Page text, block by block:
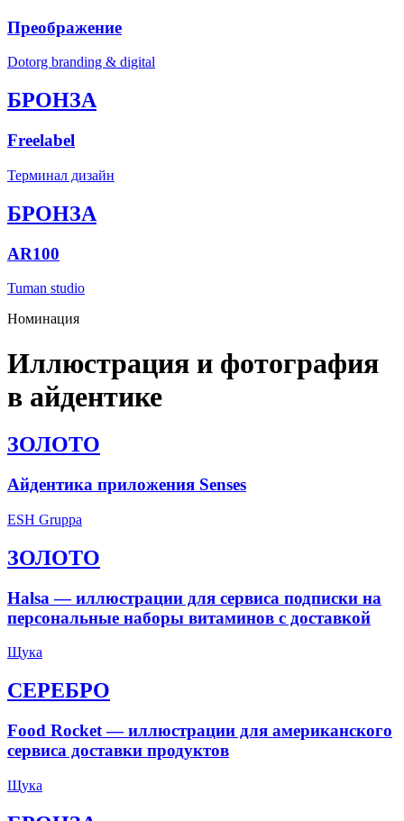
Преображение
Dotorg branding & digital
БРОНЗА
Freelabel
Терминал дизайн
БРОНЗА
AR100
Tuman studio
Номинация
Иллюстрация и фотография
в айдентике
ЗОЛОТО
Айдентика приложения Senses
ESH Gruppa
ЗОЛОТО
Halsa — иллюстрации для сервиса подписки на
персональные наборы витаминов с доставкой
Щука
СЕРЕБРО
Food Rocket — иллюстрации для американского
сервиса доставки продуктов
Щука